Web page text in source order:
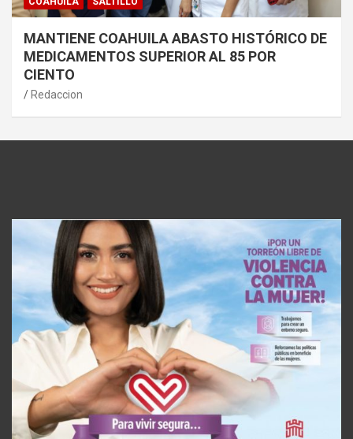
MANTIENE COAHUILA ABASTO HISTÓRICO DE
MEDICAMENTOS SUPERIOR AL 85 POR
CIENTO
Redaccion